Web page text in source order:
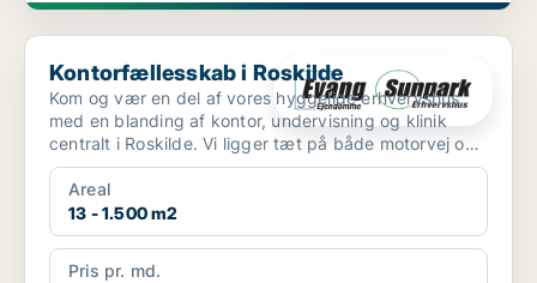
Kontorfællesskab i Roskilde
Kontorfællesskab i Roskilde
Kom og vær en del af vores hyggelige erhvervshus
med en blanding af kontor, undervisning og klinik
centralt i Roskilde. Vi ligger tæt på både motorvej og
Tre...
Areal
13 - 1.500 m2
Pris pr. md.